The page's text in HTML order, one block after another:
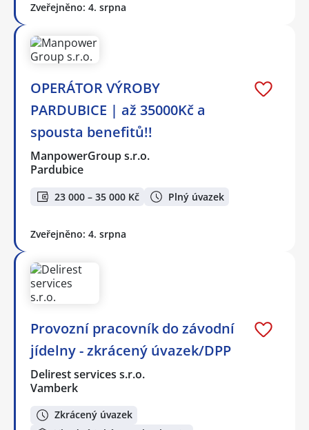
Zveřejněno: 4. srpna
OPERÁTOR VÝROBY
PARDUBICE | až 35000Kč a
spousta benefitů!!
ManpowerGroup s.r.o.
Pardubice
23 000 – 35 000 Kč Plný úvazek
Zveřejněno: 4. srpna
Provozní pracovník do závodní
jídelny - zkrácený úvazek/DPP
Delirest services s.r.o.
Vamberk
Zkrácený úvazek